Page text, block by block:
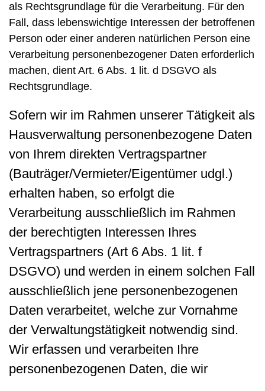
als Rechtsgrundlage für die Verarbeitung. Für den
Fall, dass lebenswichtige Interessen der betroffenen
Person oder einer anderen natürlichen Person eine
Verarbeitung personenbezogener Daten erforderlich
machen, dient Art. 6 Abs. 1 lit. d DSGVO als
Rechtsgrundlage.
Sofern wir im Rahmen unserer Tätigkeit als
Hausverwaltung personenbezogene Daten
von Ihrem direkten Vertragspartner
(Bauträger/Vermieter/Eigentümer udgl.)
erhalten haben, so erfolgt die
Verarbeitung ausschließlich im Rahmen
der berechtigten Interessen Ihres
Vertragspartners (Art 6 Abs. 1 lit. f
DSGVO) und werden in einem solchen Fall
ausschließlich jene personenbezogenen
Daten verarbeitet, welche zur Vornahme
der Verwaltungstätigkeit notwendig sind.
Wir erfassen und verarbeiten Ihre
personenbezogenen Daten, die wir